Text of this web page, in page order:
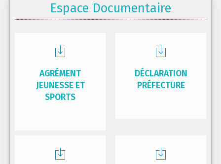
Espace Documentaire
AGRÉMENT
JEUNESSE ET
SPORTS
DÉCLARATION
PRÉFECTURE